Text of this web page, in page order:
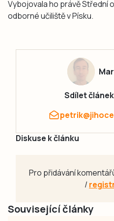
Vybojovala ho právě Střední
odborné učiliště v Písku.
Sdílet
Diskuse k článku
Pro přidávání
/
Související články